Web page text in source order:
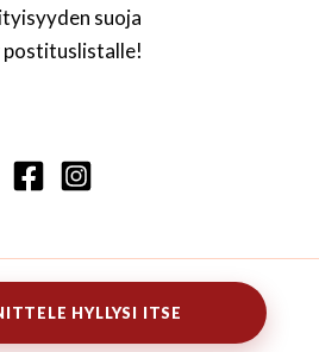
suoja
postituslistalle!
2026 Lennarti kirjahylly
HYLLYSI ITSE